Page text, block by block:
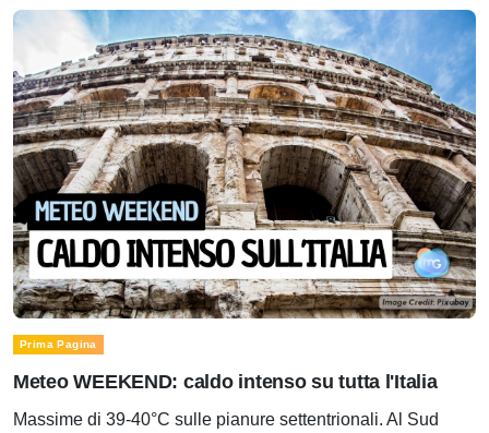
Prima Pagina
Meteo WEEKEND: caldo intenso su tutta l'Italia
Massime di 39-40°C sulle pianure settentrionali. Al Sud